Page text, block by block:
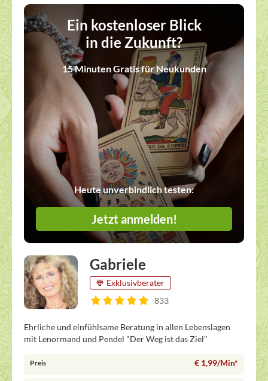
Ein kostenloser Blick
in die Zukunft?
15 Minuten Gratis für Neukunden
Heute unverbindlich testen:
Jetzt anmelden!
Gabriele
Exklusivberater
833
Ehrliche und einfühlsame Beratung in allen Lebenslagen
mit Lenormand und Pendel "Der Weg ist das Ziel"
Preis € 1,99/Min*